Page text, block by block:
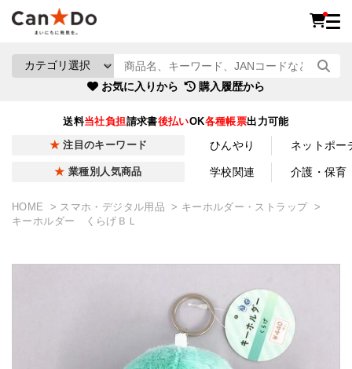
お気に入りから 購入履歴から
送料当社負担請求書後払いOK各種帳票出力可能
注目のキーワード ひんやり ネットポー
業種別人気商品 学校関連 介護・保育
HOME スマホ・デジタル用品
キーホルダー・ストラップ
キーホルダー くらげＢＬ